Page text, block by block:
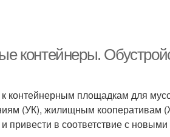
контейнеры.
к контейнерным площадкам для
(УК), жилищным кооперативам
привести в соответствие с